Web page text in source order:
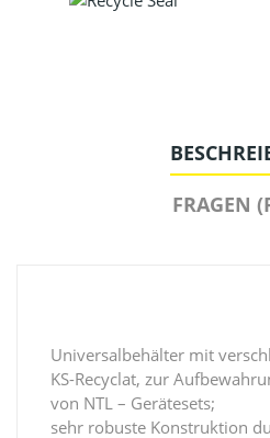
FRAGEN
Universalbehälter mit
KS-Recyclat, zur
von NTL – Gerätesets;
sehr robuste Konstruktion